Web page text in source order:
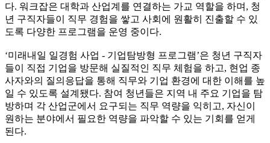
다. 워크잡은 대학과 산업계를 연결하는 가교 역할을 하며, 청
년 구직자들이 직무 경험을 쌓고 사회에 원활히 진출할 수 있
도록 다양한 프로그램을 운영 중이다.
‘미래내일 일경험 사업 - 기업탐방형 프로그램’은 청년 구직자
들이 직접 기업을 방문해 실질적인 직무 체험을 하고, 현업 종
사자와의 질의응답을 통해 직무와 기업 환경에 대한 이해를 높
일 수 있도록 설계됐다. 참여 청년들은 지역 내 주요 기업을 탐
방하며 각 산업군에서 요구되는 직무 역량을 익히고, 자신이
원하는 분야에서 필요한 역량을 파악할 수 있는 기회를 얻게
된다.